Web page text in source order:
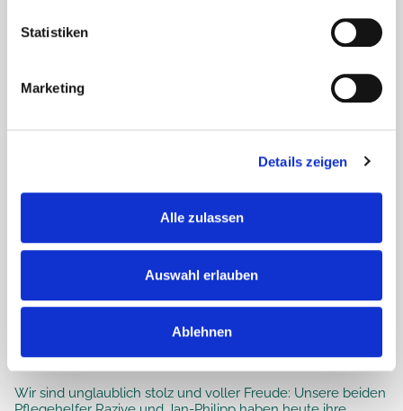
Statistiken
Marketing
Details zeigen
Alle zulassen
Auswahl erlauben
Ablehnen
Bestanden! – Freude in der
Seniorenresidenz Bremer Straße
Wir sind unglaublich stolz und voller Freude: Unsere beiden